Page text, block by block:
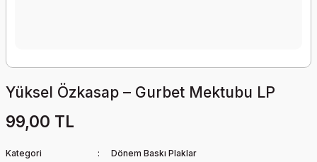
Yüksel Özkasap – Gurbet Mektubu LP
99,00 TL
Kategori Dönem Baskı Plaklar